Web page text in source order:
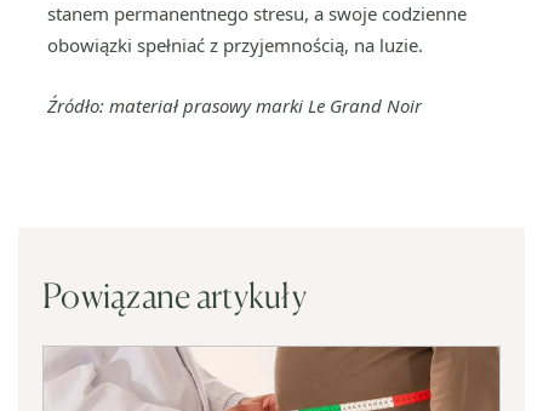
stanem permanentnego stresu, a swoje codzienne
obowiązki spełniać z przyjemnością, na luzie.
Źródło: materiał prasowy marki Le Grand Noir
Powiązane artykuły